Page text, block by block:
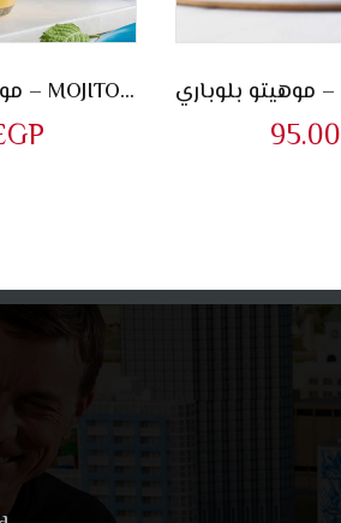
موهيتو باشون أناناس – MOJITO PASSION PINEAPPLE
95.00